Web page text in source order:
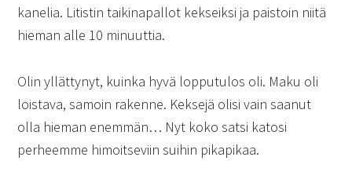
kanelia. Litistin taikinapallot kekseiksi ja paistoin niitä
hieman alle 10 minuuttia.
Olin yllättynyt, kuinka hyvä lopputulos oli. Maku oli
loistava, samoin rakenne. Keksejä olisi vain saanut
olla hieman enemmän… Nyt koko satsi katosi
perheemme himoitseviin suihin pikapikaa.